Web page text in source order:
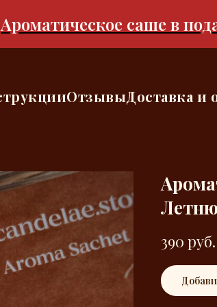
саше в
ОтзывыДоставка и
390 руб.